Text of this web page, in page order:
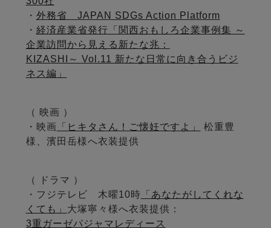
・ 外務省 JAPAN SDGs Action Platform
・ 経済産業省発行「関西おもしろ企業事例集 ～
企業訪問から見える新たな兆：
KIZASHI～ Vol.11 新たな日常に向き合うビジ
ネス編」
（ 映画 ）
・映画 「ヒキタさん！ご懐妊ですよ」
松重豊
様、濱田岳様へ衣装提供
（ ドラマ ）
・フジテレビ 木曜10時 「あなたがしてくれな
くても」 大塚寧々様へ衣装提供：
3重ガーゼパジャマレディース